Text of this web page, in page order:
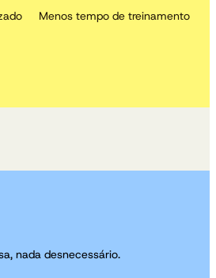
Menos tempo de treinamento
nada desnecessário.